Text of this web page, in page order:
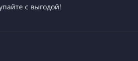
с выгодой!